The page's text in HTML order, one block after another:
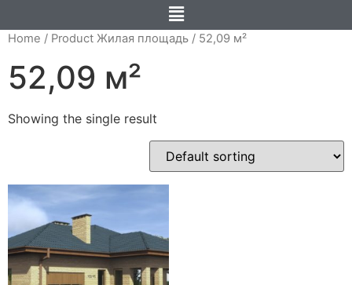
Home / Product Жилая площадь / 52,09 м²
52,09 м²
Showing the single result